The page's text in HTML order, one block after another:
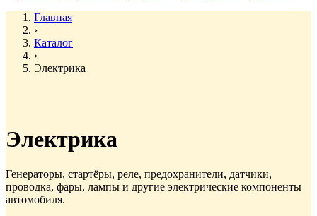
Главная
›
Каталог
›
Электрика
Электрика
Генераторы, стартёры, реле, предохранители, датчики,
проводка, фары, лампы и другие электрические компоненты
автомобиля.